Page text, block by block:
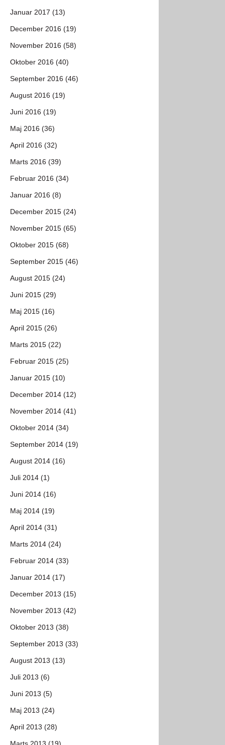
Januar 2017 (13)
December 2016 (19)
November 2016 (58)
Oktober 2016 (40)
September 2016 (46)
August 2016 (19)
Juni 2016 (19)
Maj 2016 (36)
April 2016 (32)
Marts 2016 (39)
Februar 2016 (34)
Januar 2016 (8)
December 2015 (24)
November 2015 (65)
Oktober 2015 (68)
September 2015 (46)
August 2015 (24)
Juni 2015 (29)
Maj 2015 (16)
April 2015 (26)
Marts 2015 (22)
Februar 2015 (25)
Januar 2015 (10)
December 2014 (12)
November 2014 (41)
Oktober 2014 (34)
September 2014 (19)
August 2014 (16)
Juli 2014 (1)
Juni 2014 (16)
Maj 2014 (19)
April 2014 (31)
Marts 2014 (24)
Februar 2014 (33)
Januar 2014 (17)
December 2013 (15)
November 2013 (42)
Oktober 2013 (38)
September 2013 (33)
August 2013 (13)
Juli 2013 (6)
Juni 2013 (5)
Maj 2013 (24)
April 2013 (28)